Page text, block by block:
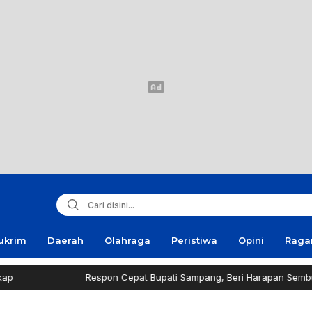
Daerah Olahraga Peristiwa Opini
Respon Cepat Bupati Sampang, Beri Harapan Sembuh